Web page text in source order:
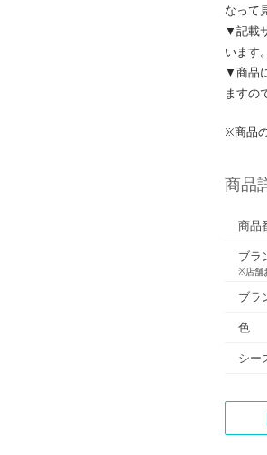
なって
▼記載
います。
▼商品
ますの
※商品
商品
商品
ブラ
※店舗
ブラ
色
シー